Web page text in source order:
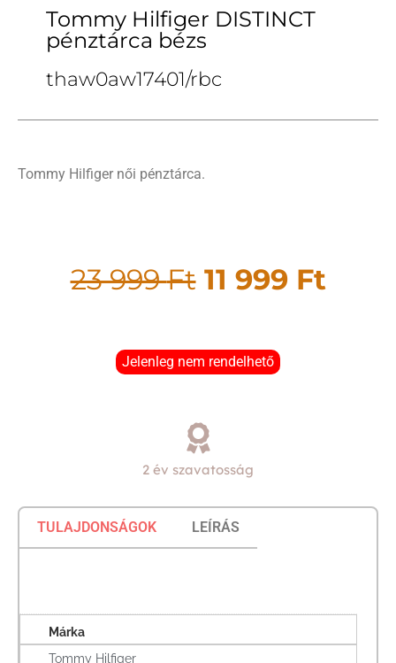
Tommy Hilfiger DISTINCT
pénztárca bézs
thaw0aw17401/rbc
Tommy Hilfiger női pénztárca.
23 999Ft 11 999 Ft
Jelenleg nem rendelhető
2 év szavatosság
TULAJDONSÁGOK LEÍRÁS
Márka
Tommy Hilfiger